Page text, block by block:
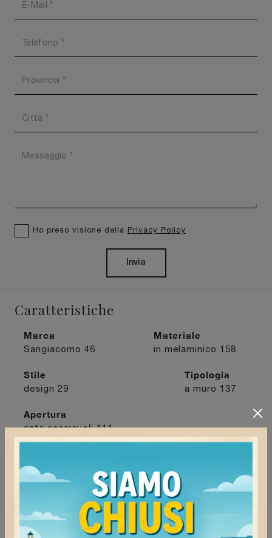
Ho preso visione della Privacy Policy
Invia
Caratteristiche
Marca
Sangiacomo 46
Materiale
in melaminico 158
Stile
design 29
Tipologia
a muro 137
Apertura
ante scorrevoli111
Mede
Vigevano126